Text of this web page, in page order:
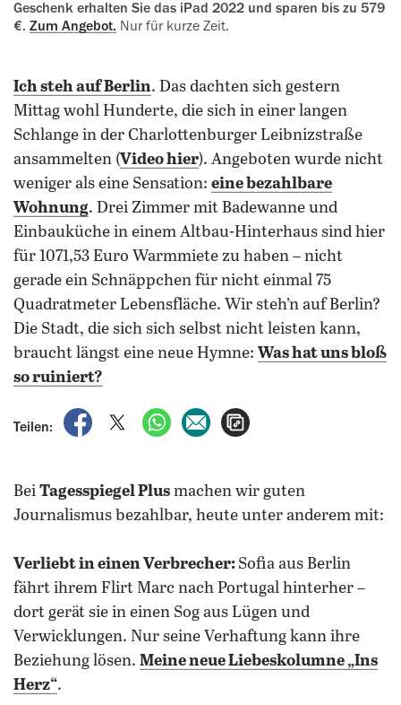
Geschenk erhalten Sie das iPad 2022 und sparen bis zu 579
€. Zum Angebot. Nur für kurze Zeit.
Ich steh auf Berlin. Das dachten sich gestern
Mittag wohl Hunderte, die sich in einer langen
Schlange in der Charlottenburger Leibnizstraße
ansammelten (Video hier). Angeboten wurde nicht
weniger als eine Sensation: eine bezahlbare
Wohnung. Drei Zimmer mit Badewanne und
Einbauküche in einem Altbau-Hinterhaus sind hier
für 1071,53 Euro Warmmiete zu haben – nicht
gerade ein Schnäppchen für nicht einmal 75
Quadratmeter Lebensfläche. Wir steh’n auf Berlin?
Die Stadt, die sich sich selbst nicht leisten kann,
braucht längst eine neue Hymne: Was hat uns bloß
so ruiniert?
Teilen:
auf Facebook teilen
auf X teilenper WhatsApp teilen
per E-Mail teilen
Bei Tagesspiegel Plus machen wir guten
Journalismus bezahlbar, heute unter anderem mit:
Verliebt in einen Verbrecher: Sofia aus Berlin
fährt ihrem Flirt Marc nach Portugal hinterher –
dort gerät sie in einen Sog aus Lügen und
Verwicklungen. Nur seine Verhaftung kann ihre
Beziehung lösen. Meine neue Liebeskolumne „Ins
Herz“.